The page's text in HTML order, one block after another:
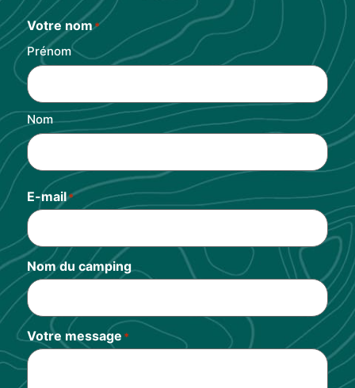
Votre nom*
Prénom
Nom
E-mail*
Nom du camping
Votre message *